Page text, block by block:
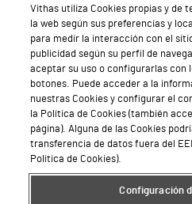
Sobre
Quiénes
Trabajar
Teléfono
Teléfono
Política de seguridad y
Conoce a
Vithas utiliza Cookies propias y de
la web según sus preferencias y
para medir la interacción con el
publicidad según su perfil de
aceptar su uso o configurarlas con
botones. Puede acceder a la
nuestras Cookies y configurar el
la Política de Cookies (también
página). Alguna de las Cookies
transferencia de datos fuera del
Política de Cookies).
Configuración